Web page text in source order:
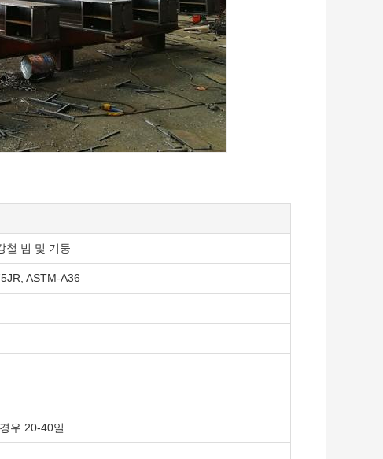
철 빔 및 기둥
ASTM-A36
우 20-40일